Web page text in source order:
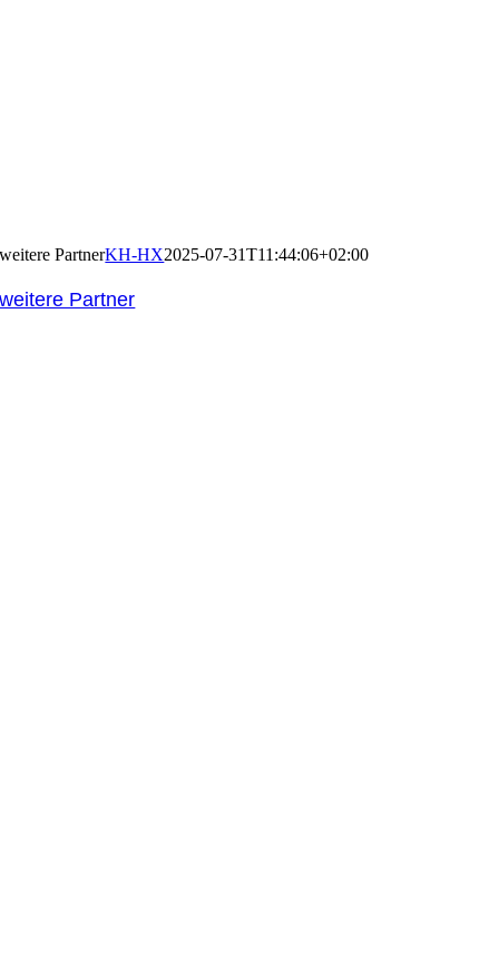
weitere PartnerKH-HX2025-07-31T11:44:06+02:00
weitere Partner